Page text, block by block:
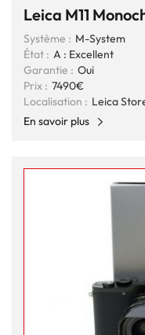
Leica M11
Système : M-System
État : A : Excellent
Garantie : Oui
Prix : 7490€
Localisation : Leica
En savoir plus